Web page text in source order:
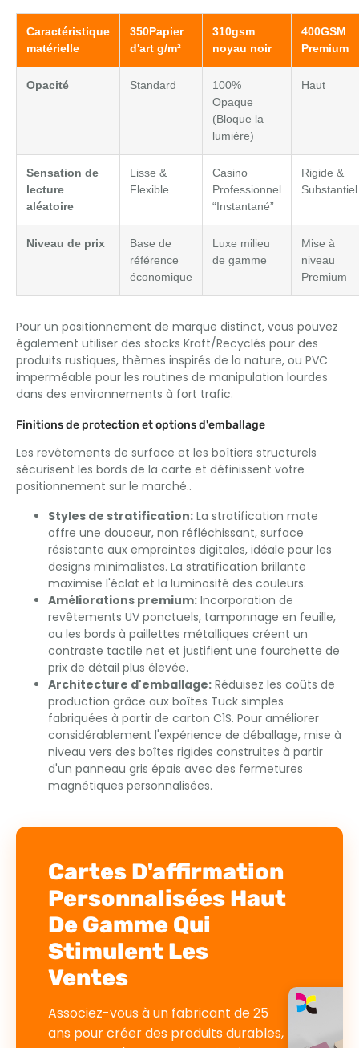
Caractéristique
matérielle
350Papier
d'art g/m²
310gsm
noyau noir
400GSM
Premium
Opacité Standard
100%
Opaque
(Bloque la
lumière)
Haut
Sensation de
lecture
aléatoire
Lisse &
Flexible
Casino
Professionnel
“Instantané”
Rigide &
Substantiel
Niveau de prix
Base de
référence
économique
Luxe milieu
de gamme
Mise à
niveau
Premium
Pour un positionnement de marque distinct, vous pouvez
également utiliser des stocks Kraft/Recyclés pour des
produits rustiques, thèmes inspirés de la nature, ou PVC
imperméable pour les routines de manipulation lourdes
dans des environnements à fort trafic.
Finitions de protection et options d'emballage
Les revêtements de surface et les boîtiers structurels
sécurisent les bords de la carte et définissent votre
positionnement sur le marché..
Styles de stratification: La stratification mate
offre une douceur, non réfléchissant, surface
résistante aux empreintes digitales, idéale pour les
designs minimalistes. La stratification brillante
maximise l'éclat et la luminosité des couleurs.
Améliorations premium: Incorporation de
revêtements UV ponctuels, tamponnage en feuille,
ou les bords à paillettes métalliques créent un
contraste tactile net et justifient une fourchette de
prix de détail plus élevée.
Architecture d'emballage: Réduisez les coûts de
production grâce aux boîtes Tuck simples
fabriquées à partir de carton C1S. Pour améliorer
considérablement l'expérience de déballage, mise à
niveau vers des boîtes rigides construites à partir
d'un panneau gris épais avec des fermetures
magnétiques personnalisées.
Cartes D'affirmation
Personnalisées Haut
De Gamme Qui
Stimulent Les
Ventes
Associez-vous à un fabricant de 25
ans pour créer des produits durables,